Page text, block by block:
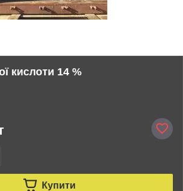
кислоти 14 %
Купити